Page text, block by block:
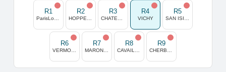
R1 R2 R3 R4
VICHY
R5
R6 R7 R8 R9